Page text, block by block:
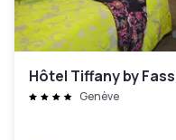
Hôtel Tiffany by
Genève